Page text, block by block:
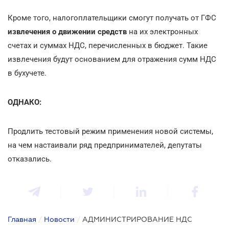
Кроме того, налогоплательщики смогут получать от ГФС
извлечения о движении средств на их электронных
счетах и суммах НДС, перечисленных в бюджет. Такие
извлечения будут основанием для отражения сумм НДС
в бухучете.
ОДНАКО:
Продлить тестовый режим применения новой системы,
на чем настаивали ряд предпринимателей, депутаты
отказались.
Главная / Новости / АДМИНИСТРИРОВАНИЕ НДС